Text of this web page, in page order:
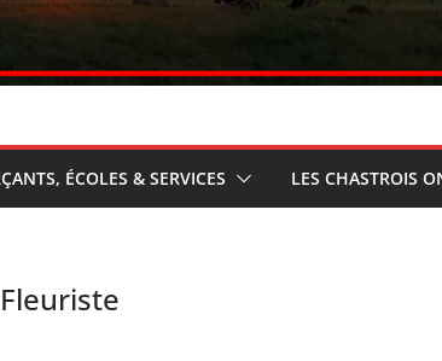
ÉCOLES & SERVICES LES CHASTROIS
Fleuriste